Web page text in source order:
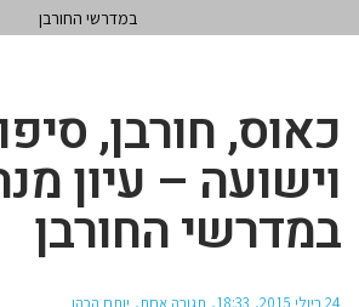
במדרשי החורבן
כאוס, חורבן,
וישועה – עיון
במדרשי החורבן
24 ביולי 2015 18:33 תגובה אחת יותם הכהן